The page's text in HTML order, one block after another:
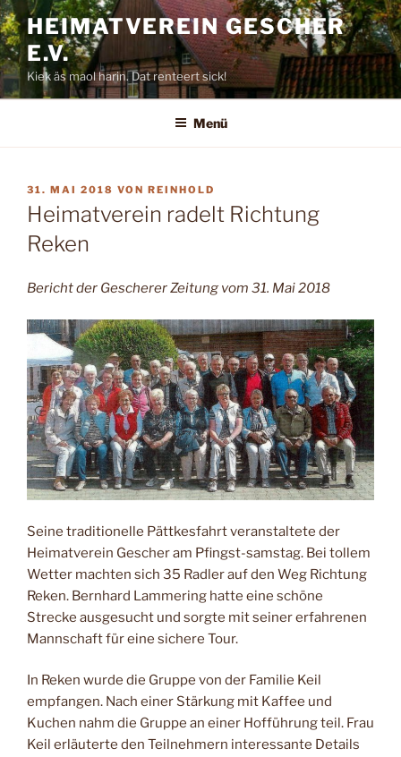
Zum
Inhalt
springen
HEIMATVEREIN GESCHER
E.V.
Kiek äs maol harin. Dat renteert sick!
Menü
VERÖFFENTLICHT
AM
31. MAI 2018 VON REINHOLD
Heimatverein radelt Richtung
Reken
Bericht der Gescherer Zeitung vom 31. Mai 2018
Seine traditionelle Pättkesfahrt veranstalte­te der
Heimatverein Gescher am Pfingst-samstag. Bei tollem
Wetter machten sich 35 Radler auf den Weg Richtung
Reken. Bern­hard Lammering hatte eine schöne
Strecke ausgesucht und sorgte mit seiner erfahre­nen
Mannschaft für eine sichere Tour.
In Reken wurde die Gruppe von der Familie Keil
empfangen. Nach einer Stärkung mit Kaffee und
Kuchen nahm die Gruppe an ei­ner Hofführung teil. Frau
Keil erläuterte den Teilnehmern interessante Details